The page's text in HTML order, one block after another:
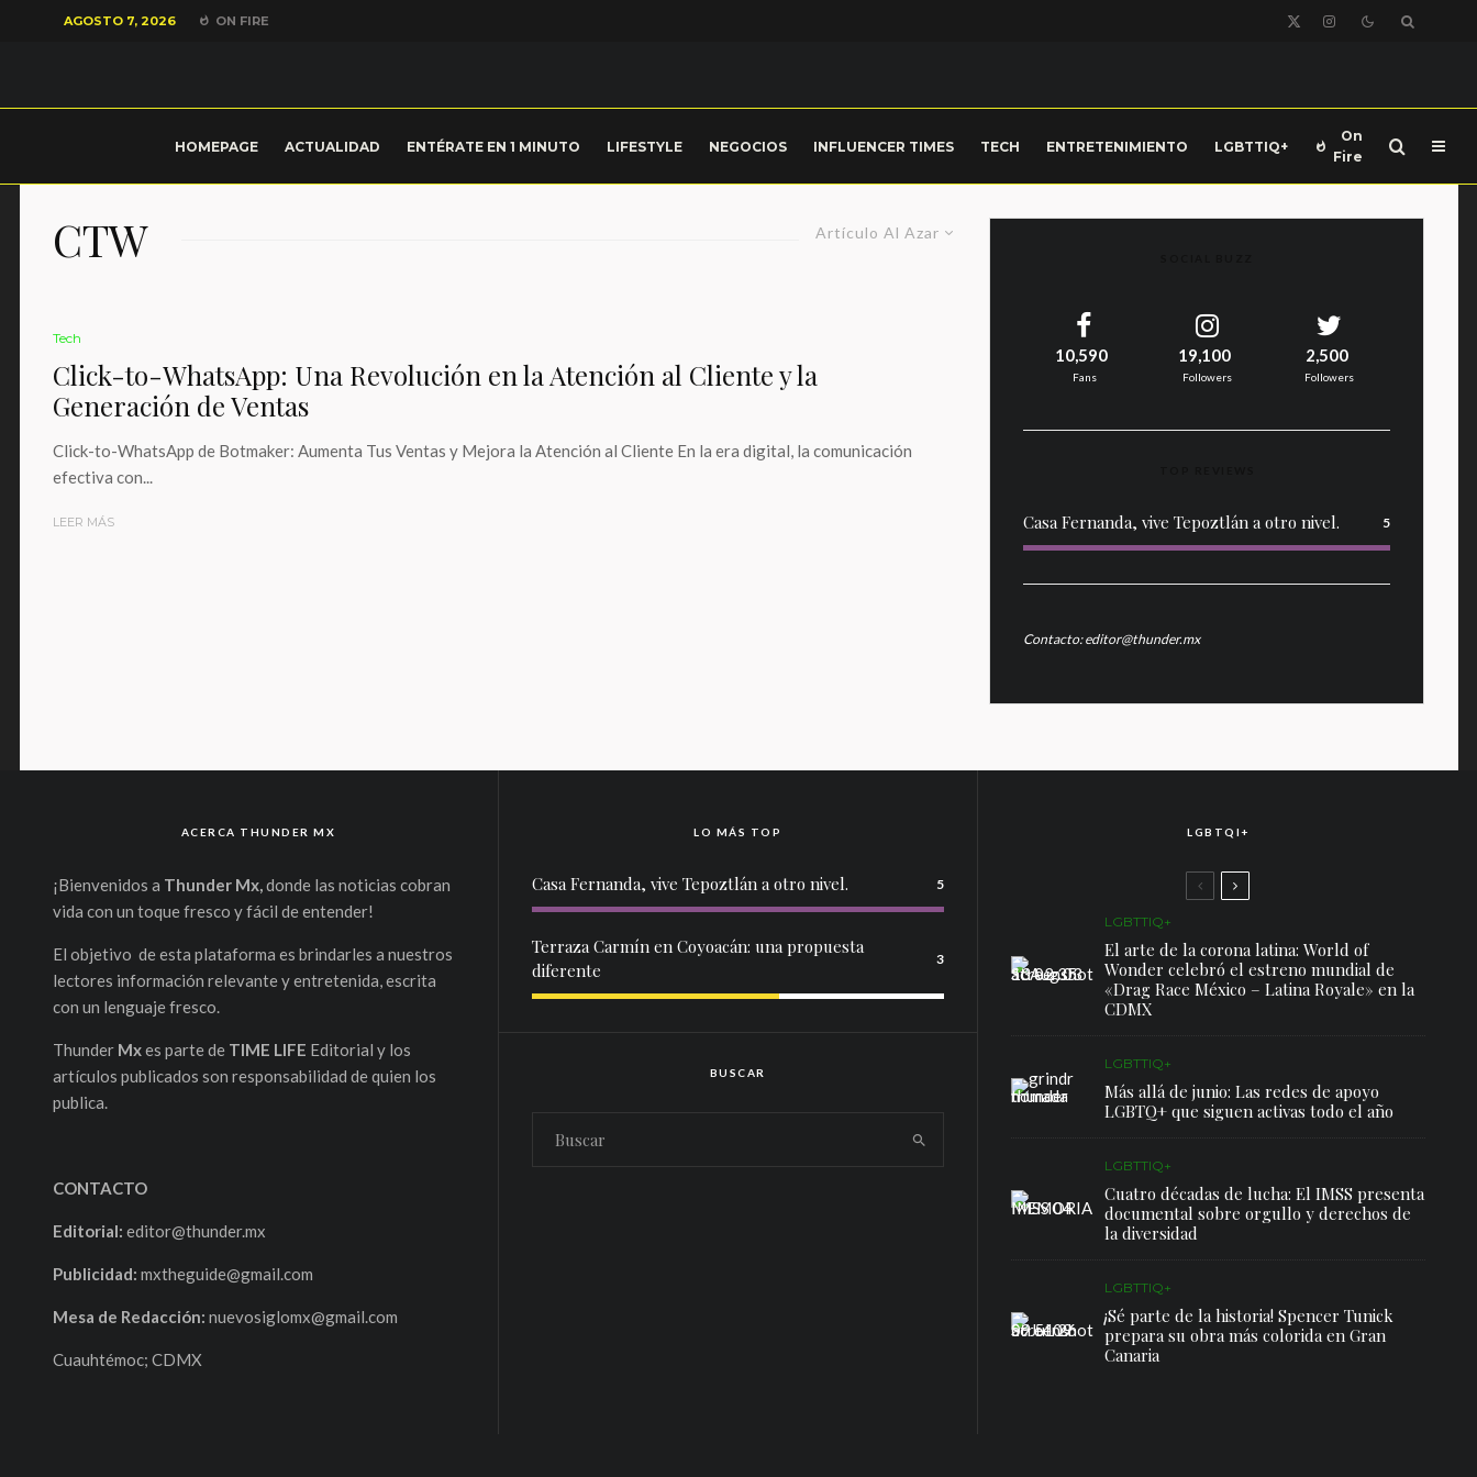
AGOSTO 7, 2026 ON FIRE
HOMEPAGE ACTUALIDAD ENTÉRATE EN 1 MINUTO LIFESTYLE NEGOCIOS INFLUENCER TIMES TECH ENTRETENIMIENTO LGBTTIQ+
On
Fire
Artículo Al Azar
CTW
Tech
Click-to-WhatsApp: Una Revolución en la Atención al Cliente y la
Generación de Ventas
Click-to-WhatsApp de Botmaker: Aumenta Tus Ventas y Mejora la Atención al Cliente En la era digital, la comunicación
efectiva con...
LEER MÁS
10,590
Fans
19,100
Followers
2,500
Followers
Casa Fernanda, vive Tepoztlán a otro nivel. 5
Contacto: editor@thunder.mx
ACERCA THUNDER MX
¡Bienvenidos a Thunder Mx,donde las noticias cobran
vida con un toque fresco y fácil de entender!
El objetivo de esta plataforma es brindarles a nuestros
lectores información relevante y entretenida, escrita
con un lenguaje fresco.
ThunderMxes parte de TIME LIFE Editorial y los
artículos publicados son responsabilidad de quien los
publica.
CONTACTO
Editorial: editor@thunder.mx
Publicidad: mxtheguide@gmail.com
Mesa de Redacción: nuevosiglomx@gmail.com
Cuauhtémoc; CDMX
LO MÁS TOP
Casa Fernanda, vive Tepoztlán a otro nivel. 5
Terraza Carmín en Coyoacán: una propuesta
diferente
3
BUSCAR
LGBTQI+
LGBTTIQ+
El arte de la corona latina: World of
Wonder celebró el estreno mundial de
«Drag Race México – Latina Royale» en la
CDMX
LGBTTIQ+
Más allá de junio: Las redes de apoyo
LGBTQ+ que siguen activas todo el año
LGBTTIQ+
Cuatro décadas de lucha: El IMSS presenta
documental sobre orgullo y derechos de
la diversidad
LGBTTIQ+
¡Sé parte de la historia! Spencer Tunick
prepara su obra más colorida en Gran
Canaria